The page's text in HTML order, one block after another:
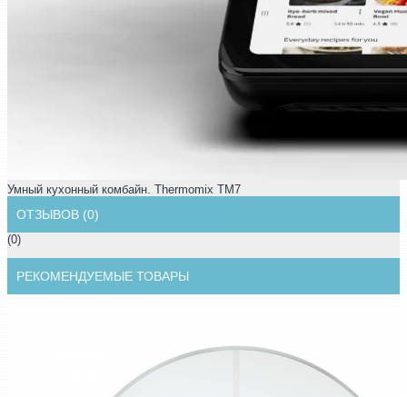
Умный кухонный комбайн. Thermomix TM7
ОТЗЫВОВ (0)
(0)
РЕКОМЕНДУЕМЫЕ ТОВАРЫ